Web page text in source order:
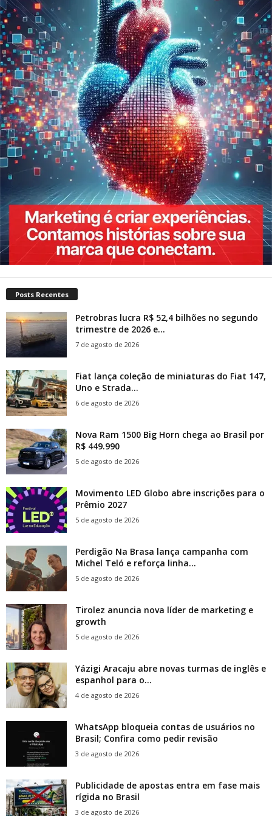
Posts Recentes
Petrobras lucra R$ 52,4 bilhões no segundo
trimestre de 2026 e...
7 de agosto de 2026
Fiat lança coleção de miniaturas do Fiat 147,
Uno e Strada...
6 de agosto de 2026
Nova Ram 1500 Big Horn chega ao Brasil por
R$ 449.990
5 de agosto de 2026
Movimento LED Globo abre inscrições para o
Prêmio 2027
5 de agosto de 2026
Perdigão Na Brasa lança campanha com
Michel Teló e reforça linha...
5 de agosto de 2026
Tirolez anuncia nova líder de marketing e
growth
5 de agosto de 2026
Yázigi Aracaju abre novas turmas de inglês e
espanhol para o...
4 de agosto de 2026
WhatsApp bloqueia contas de usuários no
Brasil; Confira como pedir revisão
3 de agosto de 2026
Publicidade de apostas entra em fase mais
rígida no Brasil
3 de agosto de 2026